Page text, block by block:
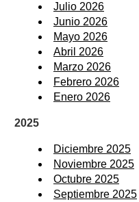
Julio 2026
Junio 2026
Mayo 2026
Abril 2026
Marzo 2026
Febrero 2026
Enero 2026
2025
Diciembre 2025
Noviembre 2025
Octubre 2025
Septiembre 2025